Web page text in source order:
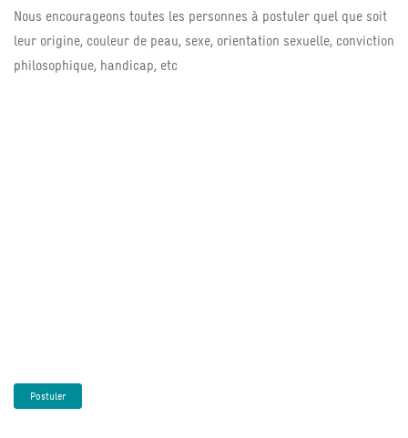
Nous encourageons toutes les personnes à postuler quel que soit
leur origine, couleur de peau, sexe, orientation sexuelle, conviction
philosophique, handicap, etc
Postuler